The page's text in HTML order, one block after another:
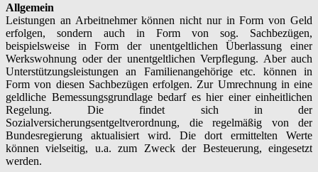
Allgemein
Leistungen an Arbeitnehmer können nicht nur in Form von Geld
erfolgen, sondern auch in Form von sog. Sachbezügen,
beispielsweise in Form der unentgeltlichen Überlassung einer
Werkswohnung oder der unentgeltlichen Verpflegung. Aber auch
Unterstützungsleistungen an Familienangehörige etc. können in
Form von diesen Sachbezügen erfolgen. Zur Umrechnung in eine
geldliche Bemessungsgrundlage bedarf es hier einer einheitlichen
Regelung. Die findet sich in der
Sozialversicherungsentgeltverordnung, die regelmäßig von der
Bundesregierung aktualisiert wird. Die dort ermittelten Werte
können vielseitig, u.a. zum Zweck der Besteuerung, eingesetzt
werden.